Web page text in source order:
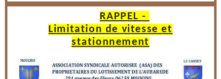
RAPPEL -
Limitation de vitesse et
stationnement